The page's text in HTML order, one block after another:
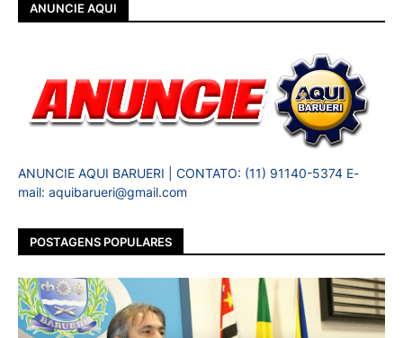
ANUNCIE AQUI
ANUNCIE AQUI BARUERI | CONTATO: (11) 91140-5374 E-
mail: aquibarueri@gmail.com
POSTAGENS POPULARES